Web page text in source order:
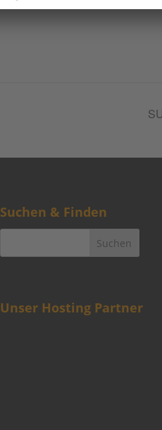
Suchen & Finden
Unser Hosting Partner